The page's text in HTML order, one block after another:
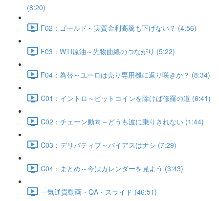
(8:20)
F02：ゴールド～実質金利高騰も下げない？ (4:56)
F03：WTI原油～先物曲線のつながり (5:22)
F04：為替～ユーロは売り専用機に返り咲きか？ (8:34)
C01：イントロ～ビットコインを除けば修羅の道 (6:41)
C02：チェーン動向～どうも波に乗りきれない (1:44)
C03：デリバティブ～バイアスはナシ (7:29)
C04：まとめ～今はカレンダーを見よう (3:43)
一気通貫動画・QA・スライド (46:51)